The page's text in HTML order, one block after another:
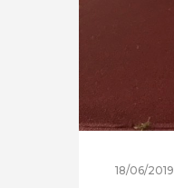
18/06/2019